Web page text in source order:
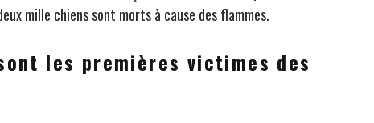
mille chiens sont morts à cause des flammes.
les premières victimes des